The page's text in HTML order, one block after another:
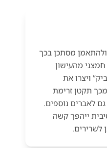
מסתכן בכך
מהעישון
ויצרו את
תקטן זרימת
לאברים נוספים.
ייהפך קשה
לשרירים.